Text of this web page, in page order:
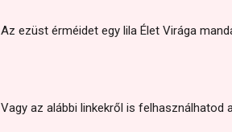
Az ezüst érméidet egy lila Élet Virága
Vagy az alábbi linkekről is felhasználhatod